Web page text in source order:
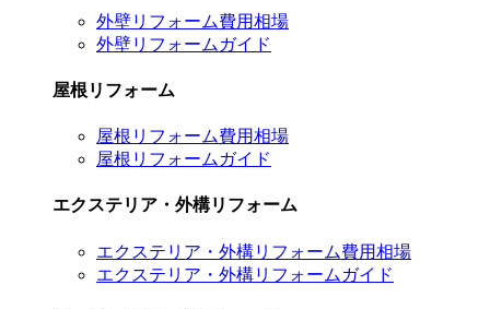
外壁リフォーム費用相場
外壁リフォームガイド
屋根リフォーム
屋根リフォーム費用相場
屋根リフォームガイド
エクステリア・外構リフォーム
エクステリア・外構リフォーム費用相場
エクステリア・外構リフォームガイド